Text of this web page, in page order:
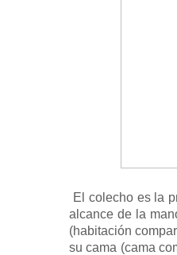
El colecho es la
alcance de la
(habitación
su cama (cama